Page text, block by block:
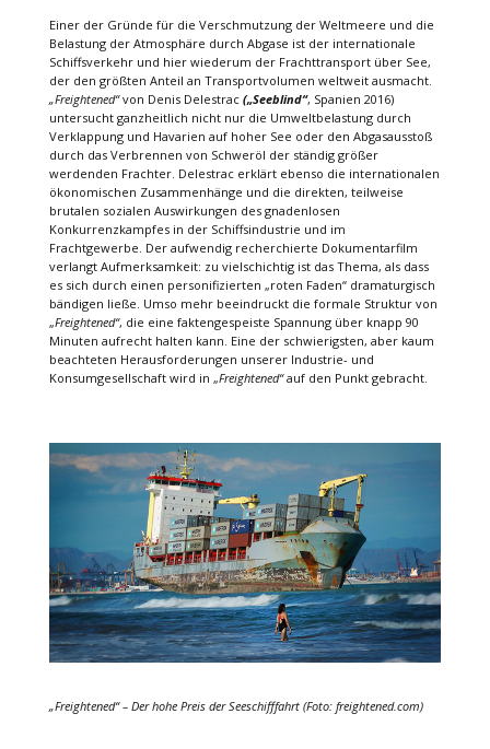
Einer der Gründe für die Verschmutzung der Weltmeere und die
Belastung der Atmosphäre durch Abgase ist der internationale
Schiffsverkehr und hier wiederum der Frachttransport über See,
der den größten Anteil an Transportvolumen weltweit ausmacht.
„Freightened“von Denis Delestrac („Seeblind“, Spanien 2016)
untersucht ganzheitlich nicht nur die Umweltbelastung durch
Verklappung und Havarien auf hoher See oder den Abgasausstoß
durch das Verbrennen von Schweröl der ständig größer
werdenden Frachter. Delestrac erklärt ebenso die internationalen
ökonomischen Zusammenhänge und die direkten, teilweise
brutalen sozialen Auswirkungen des gnadenlosen
Konkurrenzkampfes in der Schiffsindustrie und im
Frachtgewerbe. Der aufwendig recherchierte Dokumentarfilm
verlangt Aufmerksamkeit: zu vielschichtig ist das Thema, als dass
es sich durch einen personifizierten „roten Faden“ dramaturgisch
bändigen ließe. Umso mehr beeindruckt die formale Struktur von
„Freightened“, die eine faktengespeiste Spannung über knapp 90
Minuten aufrecht halten kann. Eine der schwierigsten, aber kaum
beachteten Herausforderungen unserer Industrie- und
Konsumgesellschaft wird in „Freightened“auf den Punkt gebracht.
„Freightened“– Der hohe Preis der Seeschifffahrt (Foto: freightened.com)